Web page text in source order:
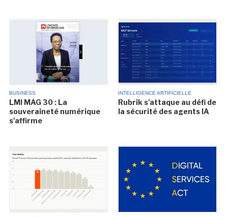
BUSINESS
LMI MAG 30 : La
souveraineté numérique
s'affirme
INTELLIGENCE ARTIFICIELLE
Rubrik s'attaque au défi de
la sécurité des agents IA